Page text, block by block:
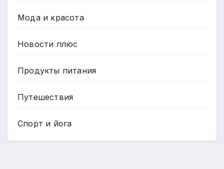
Мода и красота
Новости плюс
Продукты питания
Путешествия
Спорт и йога